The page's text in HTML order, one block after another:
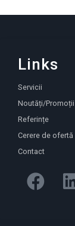
Links
Servicii
Noutăți/Promoții
Referințe
Cerere de ofertă
Contact